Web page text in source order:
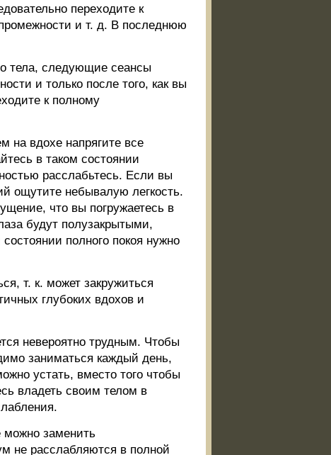
переходите к
и т. д. В последнюю
тела, следующие сеансы
и только после того, как вы
к полному
на вдохе напрягите все
в таком состоянии
расслабьтесь. Если вы
ощутите небывалую легкость.
что вы погружаетесь в
будут полузакрытыми,
полного покоя нужно
т. к. может закружиться
глубоких вдохов и
невероятно трудным. Чтобы
заниматься каждый день,
устать, вместо того чтобы
владеть своим телом в
можно заменить
не расслабляются в полной